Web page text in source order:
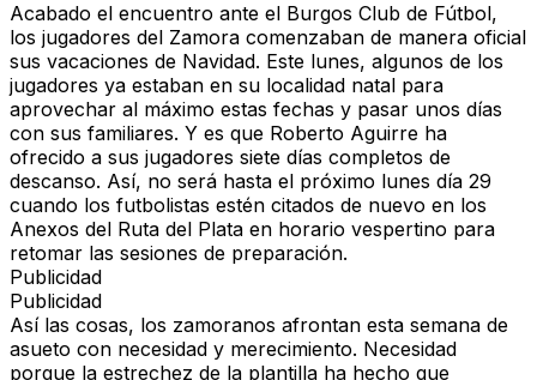
Acabado el encuentro ante el Burgos Club de Fútbol,
los jugadores del Zamora comenzaban de manera oficial
sus vacaciones de Navidad. Este lunes, algunos de los
jugadores ya estaban en su localidad natal para
aprovechar al máximo estas fechas y pasar unos días
con sus familiares. Y es que Roberto Aguirre ha
ofrecido a sus jugadores siete días completos de
descanso. Así, no será hasta el próximo lunes día 29
cuando los futbolistas estén citados de nuevo en los
Anexos del Ruta del Plata en horario vespertino para
retomar las sesiones de preparación.
Publicidad
Publicidad
Así las cosas, los zamoranos afrontan esta semana de
asueto con necesidad y merecimiento. Necesidad
porque la estrechez de la plantilla ha hecho que